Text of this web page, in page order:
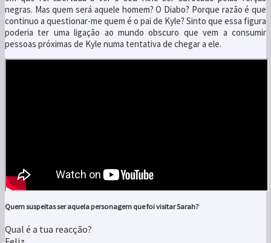
negras. Mas quem será aquele homem? O Diabo? Porque razão é que
continuo a questionar-me quem é o pai de Kyle? Sinto que essa figura
poderia ter uma ligação ao mundo obscuro que vem a consumir
pessoas próximas de Kyle numa tentativa de chegar a ele.
Quem suspeitas ser aquela personagem que foi visitar Sarah?
Qual é a tua reacção?